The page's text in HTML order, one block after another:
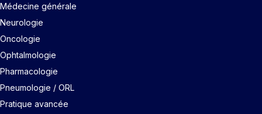
Médecine générale
Neurologie
Oncologie
Ophtalmologie
Pharmacologie
Pneumologie / ORL
Pratique avancée